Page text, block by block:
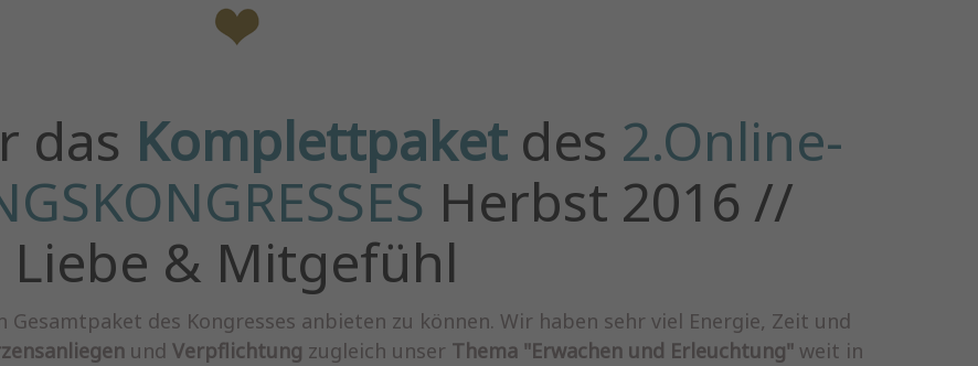
das Komplettpaket des 2.Online-
Herbst 2016 //
Liebe & Mitgefühl
des Kongresses anbieten zu können. Wir haben sehr viel Energie, Zeit und
und Verpflichtung zugleich unser Thema "Erwachen und Erleuchtung"weit in